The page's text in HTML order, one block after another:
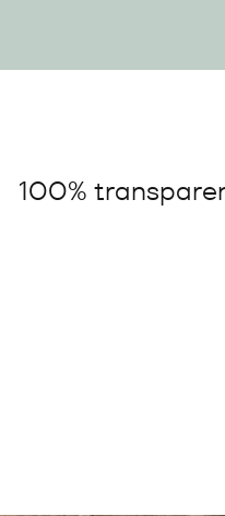
100%